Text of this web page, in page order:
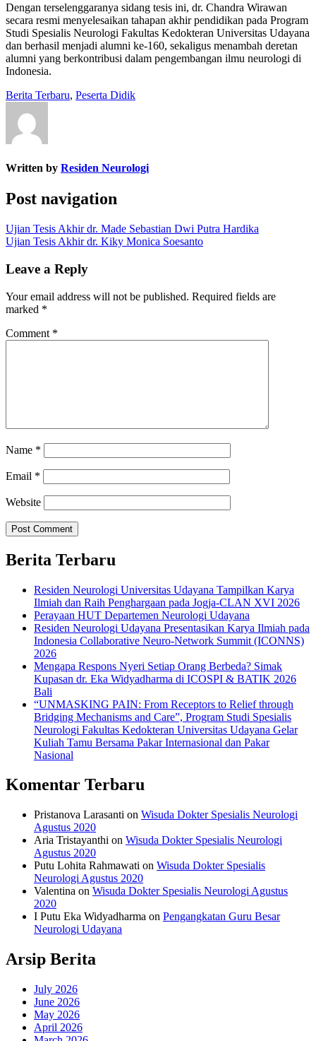
Dengan terselenggaranya sidang tesis ini, dr. Chandra Wirawan
secara resmi menyelesaikan tahapan akhir pendidikan pada Program
Studi Spesialis Neurologi Fakultas Kedokteran Universitas Udayana
dan berhasil menjadi alumni ke-160, sekaligus menambah deretan
alumni yang berkontribusi dalam pengembangan ilmu neurologi di
Indonesia.
Berita Terbaru, Peserta Didik
Written by Residen Neurologi
Post navigation
Ujian Tesis Akhir dr. Made Sebastian Dwi Putra Hardika
Ujian Tesis Akhir dr. Kiky Monica Soesanto
Leave a Reply
Your email address will not be published. Required fields are
marked *
Comment *
Name *
Email *
Website
Berita Terbaru
Residen Neurologi Universitas Udayana Tampilkan Karya
Ilmiah dan Raih Penghargaan pada Jogja-CLAN XVI 2026
Perayaan HUT Departemen Neurologi Udayana
Residen Neurologi Udayana Presentasikan Karya Ilmiah pada
Indonesia Collaborative Neuro-Network Summit (ICONNS)
2026
Mengapa Respons Nyeri Setiap Orang Berbeda? Simak
Kupasan dr. Eka Widyadharma di ICOSPI & BATIK 2026
Bali
“UNMASKING PAIN: From Receptors to Relief through
Bridging Mechanisms and Care”, Program Studi Spesialis
Neurologi Fakultas Kedokteran Universitas Udayana Gelar
Kuliah Tamu Bersama Pakar Internasional dan Pakar
Nasional
Komentar Terbaru
Pristanova Larasanti on Wisuda Dokter Spesialis Neurologi
Agustus 2020
Aria Tristayanthi on Wisuda Dokter Spesialis Neurologi
Agustus 2020
Putu Lohita Rahmawati on Wisuda Dokter Spesialis
Neurologi Agustus 2020
Valentina on Wisuda Dokter Spesialis Neurologi Agustus
2020
I Putu Eka Widyadharma on Pengangkatan Guru Besar
Neurologi Udayana
Arsip Berita
July 2026
June 2026
May 2026
April 2026